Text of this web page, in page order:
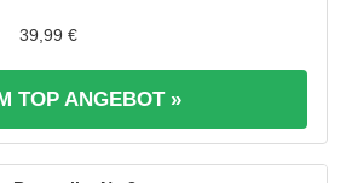
39,99 €
TOP ANGEBOT »